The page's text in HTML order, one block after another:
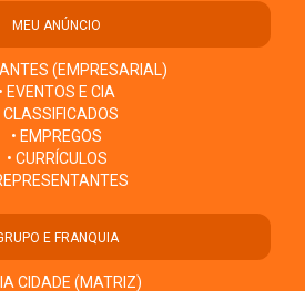
MEU ANÚNCIO
(EMPRESARIAL)
• EVENTOS E CIA
CLASSIFICADOS
• EMPREGOS
• CURRÍCULOS
E FRANQUIA
CIDADE (MATRIZ)